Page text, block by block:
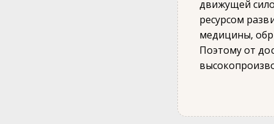
движущей
ресурсом
медицины,
Поэтому от